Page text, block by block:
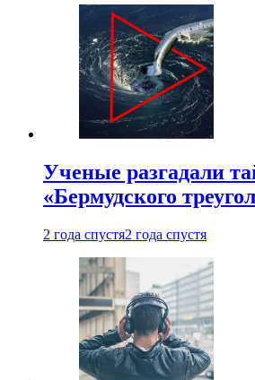
Ученые разгадали
«Бермудского
2 года спустя2 года спустя